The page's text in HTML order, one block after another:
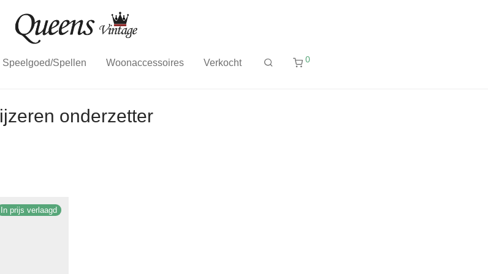
Speelgoed/Spellen Woonaccessoires Verkocht 0
ijzeren onderzetter
In prijs verlaagd